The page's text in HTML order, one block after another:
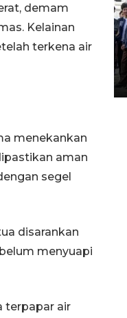
demam
Kelainan
terkena air
menekankan
aman
segel
disarankan
menyuapi
terpapar air